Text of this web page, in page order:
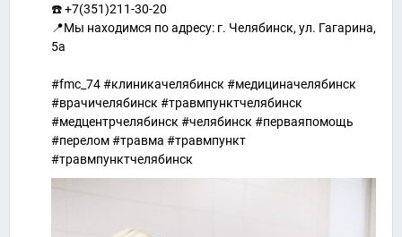
☎️ +7(351)211-30-20
📍Мы находимся по адресу: г. Челябинск, ул. Гагарина,
5а
#fmc_74 #клиникачелябинск #медициначелябинск
#врачичелябинск #травмпунктчелябинск
#медцентрчелябинск #челябинск #перваяпомощь
#перелом #травма #травмпункт
#травмпунктчелябинск